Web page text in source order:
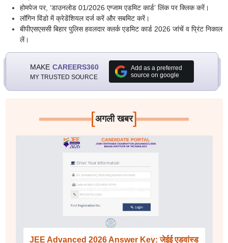
होमपेज पर, ‘डाउनलोड 01/2026 एग्जाम एडमिट कार्ड’ लिंक पर क्लिक करें।
लॉगिन विंडो में क्रेडेंशियल दर्ज करें और सबमिट करें।
बीपीएसएससी बिहार पुलिस हवलदार क्लर्क एडमिट कार्ड 2026 जांचें व प्रिंट निकाल
लें।
MAKE CAREERS360
MY TRUSTED SOURCE
Add as a preferred
source on google
[अगली खबर]
JEE Advanced 2026 Answer Key: जेईई एडवांस्ड